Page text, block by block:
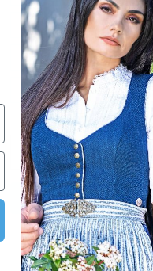
80B 80C 80D
85A 85B 85C
85D
In den Warenkorb